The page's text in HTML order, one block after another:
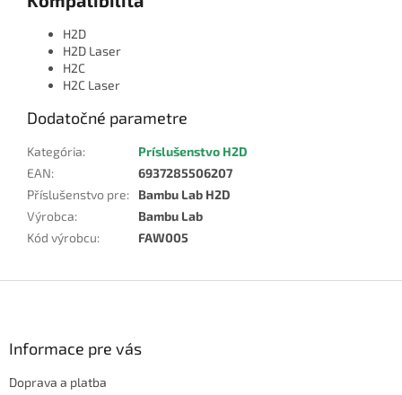
H2D
H2D Laser
H2C
H2C Laser
Dodatočné parametre
Kategória:
Príslušenstvo H2D
EAN:
6937285506207
Příslušenstvo pre:
Bambu Lab H2D
Výrobca:
Bambu Lab
Kód výrobcu: FAW005
Informace pre vás
Doprava a platba